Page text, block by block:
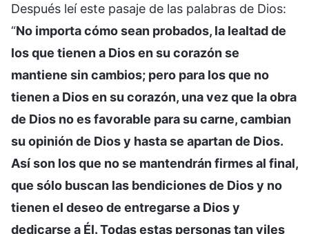
Después leí este pasaje de las palabras de Dios:
“No importa cómo sean probados, la lealtad de
los que tienen a Dios en su corazón se
mantiene sin cambios; pero para los que no
tienen a Dios en su corazón, una vez que la obra
de Dios no es favorable para su carne, cambian
su opinión de Dios y hasta se apartan de Dios.
Así son los que no se mantendrán firmes al final,
que sólo buscan las bendiciones de Dios y no
tienen el deseo de entregarse a Dios y
dedicarse a Él. Todas estas personas tan viles